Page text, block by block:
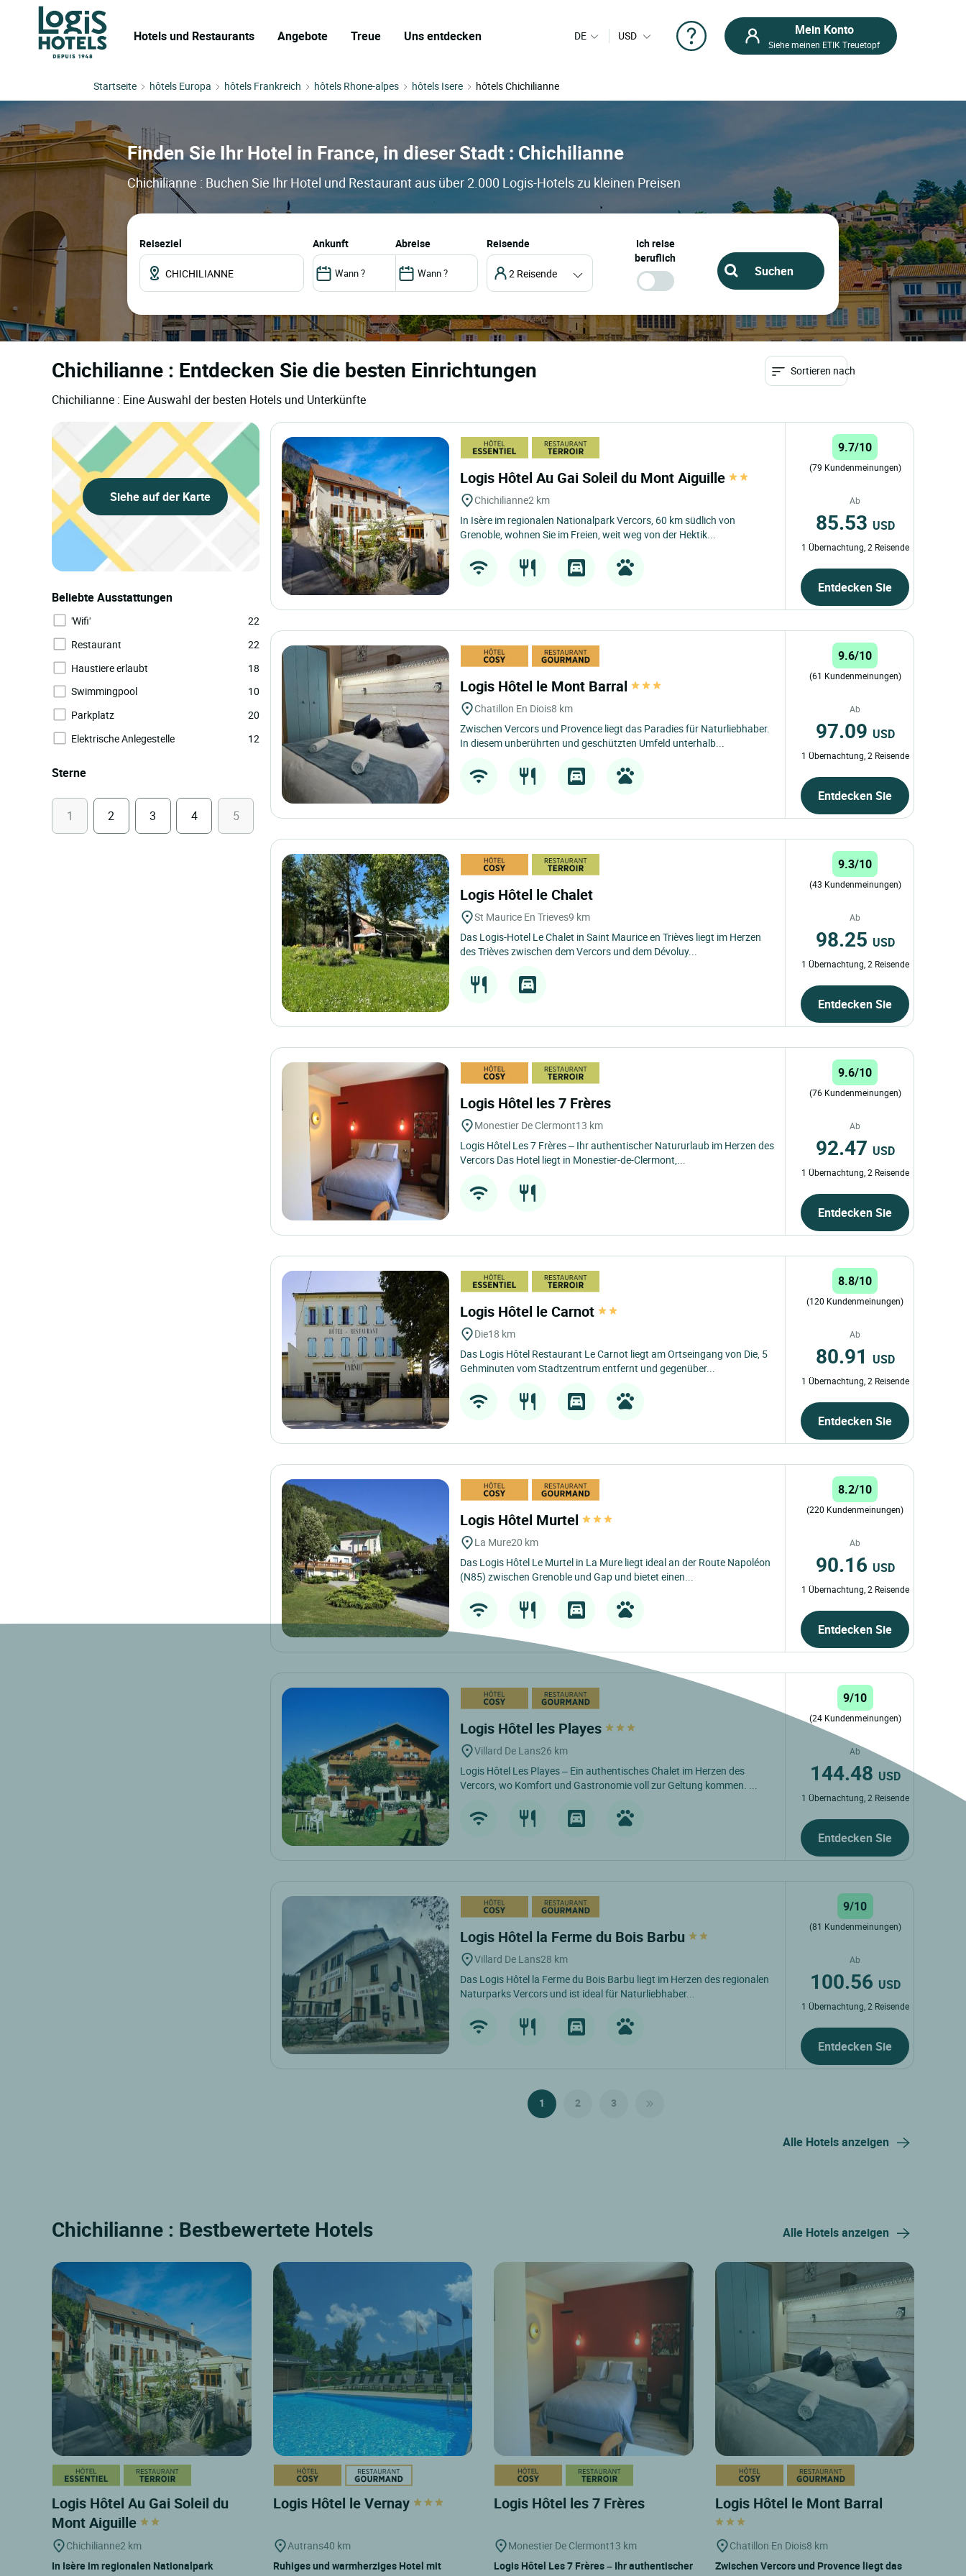
Hotels und Restaurants Angebote Treue Uns entdecken DE USD Mein Konto
Siehe meinen ETIK Treuetopf
Startseite hôtels Europa hôtels Frankreich hôtels Rhone-alpes hôtels Isere hôtels Chichilianne
Finden Sie Ihr Hotel in France, in dieser Stadt : Chichilianne
Chichilianne : Buchen Sie Ihr Hotel und Restaurant aus über 2.000 Logis-Hotels zu kleinen Preisen
Reiseziel ankunft abreise Reisende
2 Reisende
Ich reise
beruflich
Chichilianne : Entdecken Sie die besten Einrichtungen
Chichilianne : Eine Auswahl der besten Hotels und Unterkünfte
Sortieren nach
Siehe auf der Karte
Beliebte Ausstattungen
'Wifi'
22
Restaurant
22
Haustiere erlaubt
18
Swimmingpool
10
Parkplatz
20
Elektrische Anlegestelle
12
Sterne
1 2 3 4 5
Logis Hôtel Au Gai Soleil du Mont Aiguille
Chichilianne2 km
In Isère im regionalen Nationalpark Vercors, 60 km südlich von
Grenoble, wohnen Sie im Freien, weit weg von der Hektik...
9.7/10
(79 Kundenmeinungen)
Ab
85.53 USD
1 Übernachtung, 2 Reisende
Entdecken Sie
Logis Hôtel le Mont Barral
Chatillon En Diois8 km
Zwischen Vercors und Provence liegt das Paradies für Naturliebhaber.
In diesem unberührten und geschützten Umfeld unterhalb...
9.6/10
(61 Kundenmeinungen)
Ab
97.09 USD
1 Übernachtung, 2 Reisende
Entdecken Sie
Logis Hôtel le Chalet
St Maurice En Trieves9 km
Das Logis-Hotel Le Chalet in Saint Maurice en Trièves liegt im Herzen
des Trièves zwischen dem Vercors und dem Dévoluy...
9.3/10
(43 Kundenmeinungen)
Ab
98.25 USD
1 Übernachtung, 2 Reisende
Entdecken Sie
Logis Hôtel les 7 Frères
Monestier De Clermont13 km
Logis Hôtel Les 7 Frères – Ihr authentischer Natururlaub im Herzen des
Vercors Das Hotel liegt in Monestier-de-Clermont,...
9.6/10
(76 Kundenmeinungen)
Ab
92.47 USD
1 Übernachtung, 2 Reisende
Entdecken Sie
Logis Hôtel le Carnot
Die18 km
Das Logis Hôtel Restaurant Le Carnot liegt am Ortseingang von Die, 5
Gehminuten vom Stadtzentrum entfernt und gegenüber...
8.8/10
(120 Kundenmeinungen)
Ab
80.91 USD
1 Übernachtung, 2 Reisende
Entdecken Sie
Logis Hôtel Murtel
La Mure20 km
Das Logis Hôtel Le Murtel in La Mure liegt ideal an der Route Napoléon
(N85) zwischen Grenoble und Gap und bietet einen...
8.2/10
(220 Kundenmeinungen)
Ab
90.16 USD
1 Übernachtung, 2 Reisende
Entdecken Sie
Logis Hôtel les Playes
Villard De Lans26 km
Logis Hôtel Les Playes – Ein authentisches Chalet im Herzen des
Vercors, wo Komfort und Gastronomie voll zur Geltung kommen. ...
9/10
(24 Kundenmeinungen)
Ab
144.48 USD
1 Übernachtung, 2 Reisende
Entdecken Sie
Logis Hôtel la Ferme du Bois Barbu
Villard De Lans28 km
Das Logis Hôtel la Ferme du Bois Barbu liegt im Herzen des regionalen
Naturparks Vercors und ist ideal für Naturliebhaber...
9/10
(81 Kundenmeinungen)
Ab
100.56 USD
1 Übernachtung, 2 Reisende
Entdecken Sie
1 2 3
Alle Hotels anzeigen
Chichilianne : Bestbewertete Hotels Alle Hotels anzeigen
Logis Hôtel Au Gai Soleil du
Mont Aiguille
Chichilianne2 km
In Isère im regionalen Nationalpark
Logis Hôtel le Vernay
Autrans40 km
Ruhiges und warmherziges Hotel mit
Logis Hôtel les 7 Frères
Monestier De Clermont13 km
Logis Hôtel Les 7 Frères – Ihr authentischer
Logis Hôtel le Mont Barral
Chatillon En Diois8 km
Zwischen Vercors und Provence liegt das